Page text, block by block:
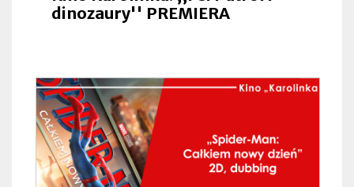
dinozaury'' PREMIERA